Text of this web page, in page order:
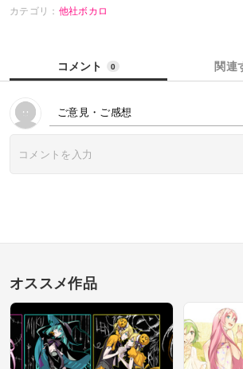
カテゴリ： 他社ボカロ
コメント 0 関連
ご意見・ご感想
オススメ作品